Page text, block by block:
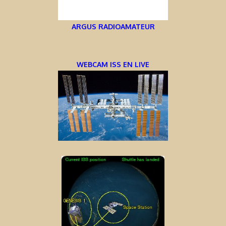
ARGUS RADIOAMATEUR
WEBCAM ISS EN LIVE